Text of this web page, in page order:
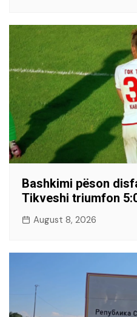
Bashkimi pëson
Tikveshi triumfon
August 8, 2026